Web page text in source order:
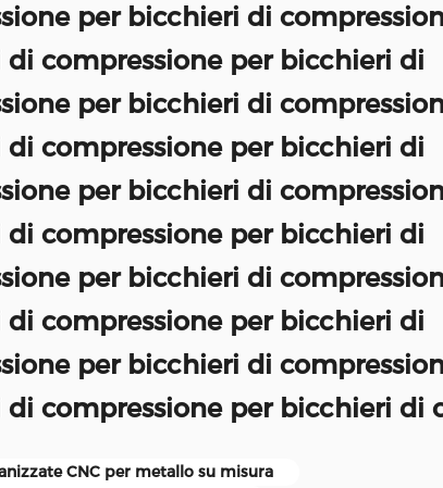
per bicchieri di
di compressione per bicchieri di
per bicchieri di
di compressione per bicchieri di
per bicchieri di
di compressione per bicchieri di
per bicchieri di
di compressione per bicchieri di
per bicchieri di
di compressione per bicchieri di
CNC per metallo su misura